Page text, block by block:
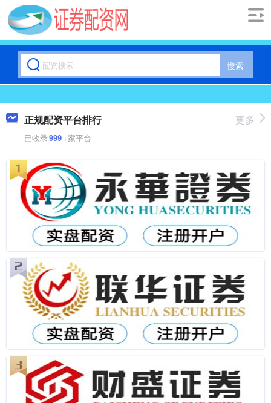
搜索
正规配资平台排行
已收录999+家平台
更多